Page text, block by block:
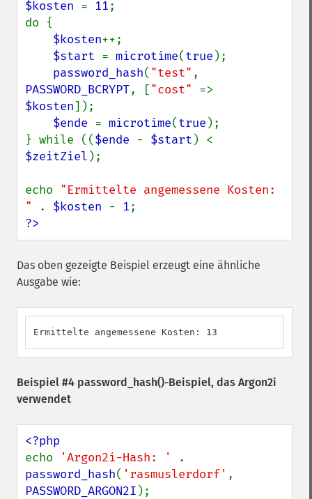
$kosten = 11;
do {
$kosten++;
$start = microtime(true );
password_hash( "test"
PASSWORD_BCRYPT, ["cost"
$kosten]);
$ende = microtime(true );
} while (($ende - $start
$zeitZiel );
echo "Ermittelte angemessene Kosten:
"
. $kosten - 1
?>
Das oben gezeigte Beispiel erzeugt eine ähnliche
Ausgabe wie:
Ermittelte angemessene Kosten: 13
Beispiel #4 password_hash()-Beispiel, das Argon2i
verwendet
echo
'Argon2i-Hash: '
password_hash( 'rasmuslerdorf'
PASSWORD_ARGON2I